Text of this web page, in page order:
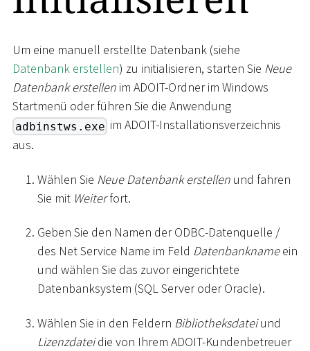
Um eine manuell erstellte Datenbank (siehe
Datenbank erstellen) zu initialisieren, starten Sie Neue
Datenbank erstellen im ADOIT-Ordner im Windows
Startmenü oder führen Sie die Anwendung
adbinstws.exe im ADOIT-Installationsverzeichnis
aus.
Wählen Sie Neue Datenbank erstellen und fahren
Sie mit Weiterfort.
Geben Sie den Namen der ODBC-Datenquelle /
des Net Service Name im Feld Datenbanknameein
und wählen Sie das zuvor eingerichtete
Datenbanksystem (SQL Server oder Oracle).
Wählen Sie in den Feldern Bibliotheksdateiund
Lizenzdateidie von Ihrem ADOIT-Kundenbetreuer